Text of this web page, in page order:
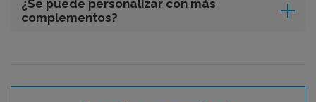
¿Se puede personalizar con más
complementos?